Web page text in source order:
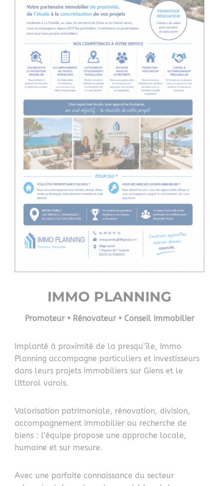
IMMO PLANNING
Promoteur • Rénovateur • Conseil immobilier
Implanté à proximité de la presqu’île, Immo
Planning accompagne particuliers et investisseurs
dans leurs projets immobiliers sur Giens et le
littoral varois.
Valorisation patrimoniale, rénovation, division,
accompagnement immobilier ou recherche de
biens : l’équipe propose une approche locale,
humaine et sur mesure.
Avec une parfaite connaissance du secteur